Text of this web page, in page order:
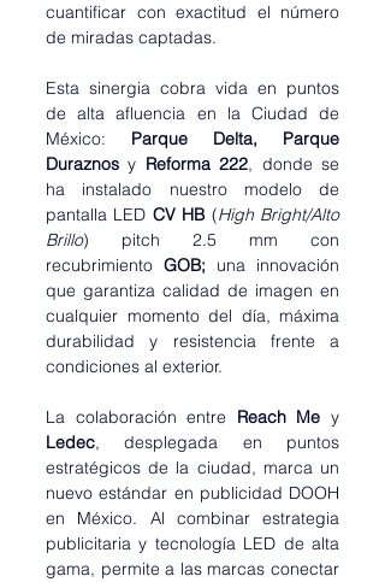
cuantificar con exactitud el número
de miradas captadas.
Esta sinergia cobra vida en puntos
de alta afluencia en la Ciudad de
México: Parque Delta, Parque
Duraznos y Reforma 222, donde se
ha instalado nuestro modelo de
pantalla LED CV HB (High Bright/Alto
Brillo) pitch 2.5 mm con
recubrimiento GOB; una innovación
que garantiza calidad de imagen en
cualquier momento del día, máxima
durabilidad y resistencia frente a
condiciones al exterior.
La colaboración entre Reach Me y
Ledec, desplegada en puntos
estratégicos de la ciudad, marca un
nuevo estándar en publicidad DOOH
en México. Al combinar estrategia
publicitaria y tecnología LED de alta
gama, permite a las marcas conectar